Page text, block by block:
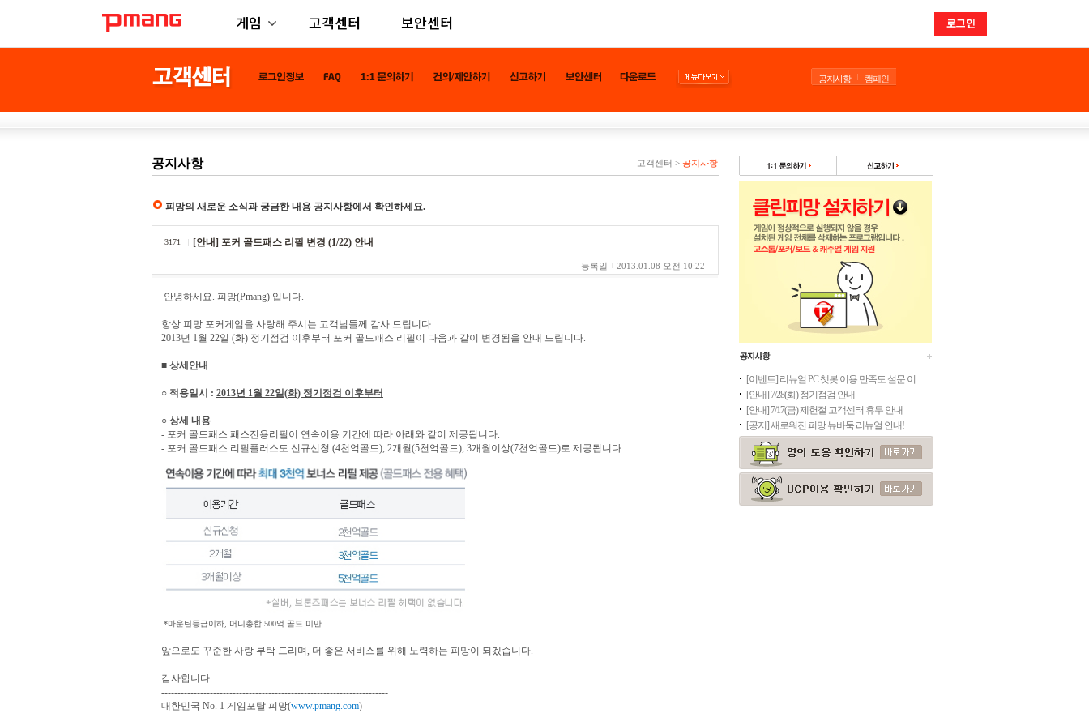
게임 고객센터 보안센터 로그인
공지사항 캠페인
공지사항 고객센터 > 공지사항
피망의 새로운 소식과 궁금한 내용 공지사항에서 확인하세요.
3171 [안내] 포커 골드패스 리필 변경 (1/22) 안내
등록일 2013.01.08 오전 10:22
안녕하세요. 피망(Pmang) 입니다.
항상 피망 포커게임을 사랑해 주시는 고객님들께 감사 드립니다.
2013년 1월 22일 (화) 정기점검 이후부터 포커 골드패스 리필이 다음과 같이 변경됨을 안내 드립니다.
■ 상세안내
○ 적용일시 : 2013년 1월 22일(화) 정기점검 이후부터
○ 상세 내용
- 포커 골드패스 패스전용리필이 연속이용 기간에 따라 아래와 같이 제공됩니다.
- 포커 골드패스 리필플러스도 신규신청 (4천억골드), 2개월(5천억골드), 3개월이상(7천억골드)로 제공됩니다.
*마운틴등급이하, 머니총합 500억 골드 미만
앞으로도 꾸준한 사랑 부탁 드리며, 더 좋은 서비스를 위해 노력하는 피망이 되겠습니다.
감사합니다.
----------------------------------------------------------------------
대한민국 No. 1 게임포탈 피망(www.pmang.com)
[이벤트] 리뉴얼 PC 챗봇 이용 만족도 설문 이벤트(종료)
[안내] 7/28(화) 정기점검 안내
[안내] 7/17(금) 제헌절 고객센터 휴무 안내
[공지] 새로워진 피망 뉴바둑 리뉴얼 안내!